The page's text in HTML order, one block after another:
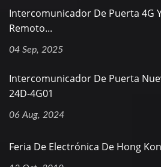
Intercomunicador De Puerta 4G
Remoto...
04 Sep, 2025
Intercomunicador De Puerta
24D-4G01
06 Aug, 2024
Feria De Electrónica De Hong